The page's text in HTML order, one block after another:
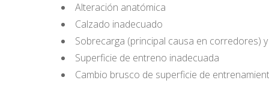
Alteración anatómica
Calzado inadecuado
Sobrecarga (principal causa en corredores)
Superficie de entreno inadecuada
Cambio brusco de superficie de